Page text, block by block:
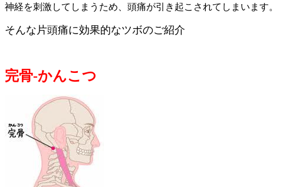
神経を刺激してしまうため、頭痛が引き起こされてしまいます。
そんな片頭痛に効果的なツボのご紹介
完骨-かんこつ